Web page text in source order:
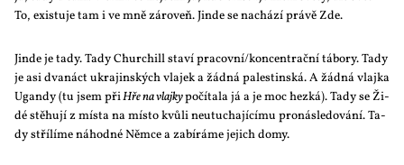
To, exis­tu­je tam i ve mně zá­ro­veň. Jin­de se na­chá­zí prá­vě Zde.
Jin­de je ta­dy. Ta­dy Chur­chill sta­ví pracovní/koncentrační tá­bo­ry. Ta­dy
je asi dva­náct ukra­jin­ských vla­jek a žád­ná pa­les­tin­ská. A žád­ná vlaj­ka
Ugan­dy (tu jsem přiHře na vlaj­kypo­čí­ta­la já a je moc hezká). Ta­dy se Ži­
dé stě­hu­jí z mís­ta na mís­to kvů­li ne­u­tu­cha­jí­cí­mu pro­ná­sle­do­vá­ní. Ta­
dy stří­lí­me ná­hod­né Něm­ce a za­bí­rá­me je­jich do­my.